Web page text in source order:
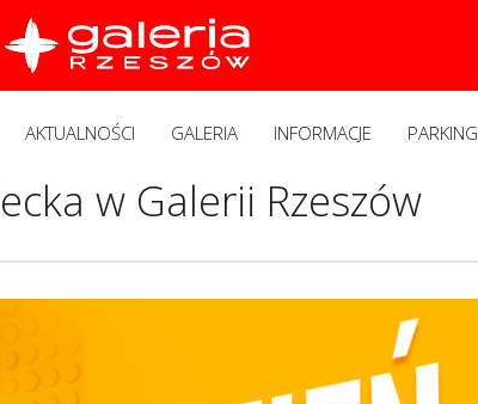
AKTUALNOŚCI GALERIA INFORMACJE PARKING
w Galerii Rzeszów